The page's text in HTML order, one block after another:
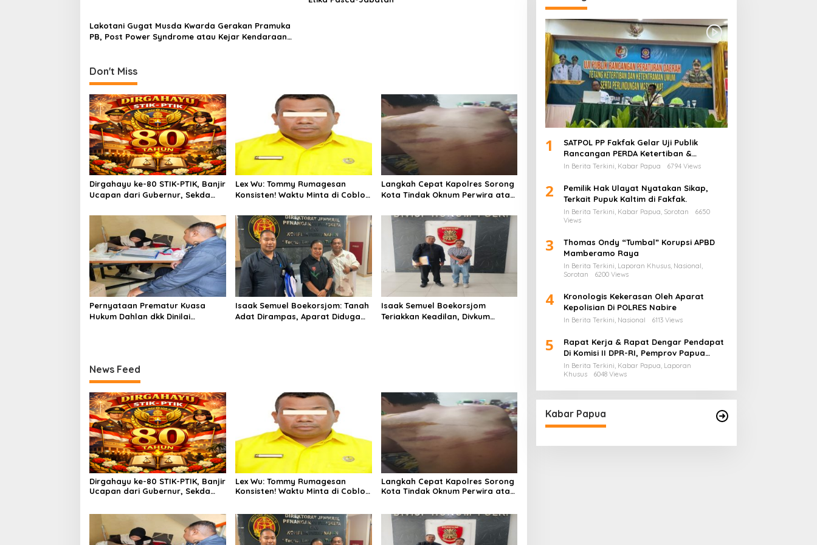
Lakotani Gugat Musda Kwarda Gerakan Pramuka
PB, Post Power Syndrome atau Kejar Kendaraan
Don't Miss
Dirgahayu ke-80 STIK-PTIK, Banjir
Ucapan dari Gubernur, Sekda
Lex Wu: Tommy Rumagesan
Konsisten! Waktu Minta di Coblos
MenCoblos Juga pakai Kaos
Kuning.
Langkah Cepat Kapolres Sorong
Kota Tindak Oknum Perwira atas
Terhadap Anak
Pernyataan Prematur Kuasa
Hukum Dahlan dkk Dinilai
Isaak Semuel Boekorsjom: Tanah
Adat Dirampas, Aparat Diduga
Isaak Semuel Boekorsjom
Teriakkan Keadilan, Divkum
News Feed
Dirgahayu ke-80 STIK-PTIK, Banjir
Ucapan dari Gubernur, Sekda
Lex Wu: Tommy Rumagesan
Konsisten! Waktu Minta di Coblos
Kuning.
Langkah Cepat Kapolres Sorong
Kota Tindak Oknum Perwira atas
1
SATPOL PP Fakfak Gelar Uji Publik
Rancangan PERDA Ketertiban &
Ketentraman serta Perlindungan
In Berita Terkini, Kabar Papua 6794 Views
2
Pemilik Hak Ulayat Nyatakan Sikap,
Terkait Pupuk Kaltim di Fakfak.
In Berita Terkini, Kabar Papua, Sorotan
6650
Views
3
Thomas Ondy “Tumbal” Korupsi APBD
Mamberamo Raya
In Berita Terkini, Laporan Khusus, Nasional,
Sorotan
6200 Views
4
Kronologis Kekerasan Oleh Aparat
Kepolisian Di POLRES Nabire
In Berita Terkini, Nasional 6113 Views
5
Rapat Kerja & Rapat Dengar Pendapat
Di Komisi II DPR-RI, Pemprov Papua
Barat Tunjukkan Keberpihakan
Terhadap Aspirasi Masyarakat!
In Berita Terkini, Kabar Papua, Laporan
Khusus
6048 Views
Kabar Papua